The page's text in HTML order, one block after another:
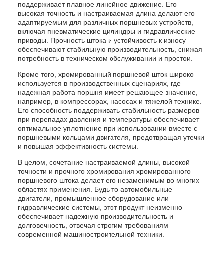
поддерживает плавное линейное движение. Его
высокая точность и настраиваемая длина делают его
адаптируемым для различных поршневых устройств,
включая пневматические цилиндры и гидравлические
приводы. Прочность штока и устойчивость к износу
обеспечивают стабильную производительность, снижая
потребность в техническом обслуживании и простои.
Кроме того, хромированный поршневой шток широко
используется в производственных сценариях, где
надежная работа поршня имеет решающее значение,
например, в компрессорах, насосах и тяжелой технике.
Его способность поддерживать стабильность размеров
при перепадах давления и температуры обеспечивает
оптимальное уплотнение при использовании вместе с
поршневыми кольцами двигателя, предотвращая утечки
и повышая эффективность системы.
В целом, сочетание настраиваемой длины, высокой
точности и прочного хромирования хромированного
поршневого штока делает его незаменимым во многих
областях применения. Будь то автомобильные
двигатели, промышленное оборудование или
гидравлические системы, этот продукт неизменно
обеспечивает надежную производительность и
долговечность, отвечая строгим требованиям
современной машиностроительной техники.